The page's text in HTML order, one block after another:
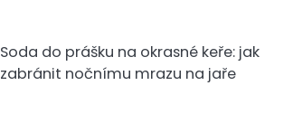
Soda do prášku na okrasné keře: jak
zabránit nočnímu mrazu na jaře